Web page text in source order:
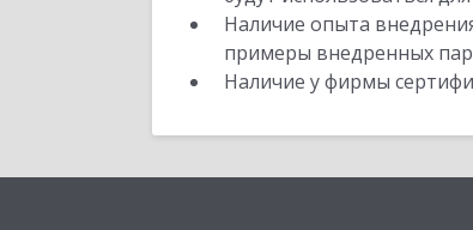
Наличие опыта
примеры внедренных
Наличие у фирмы